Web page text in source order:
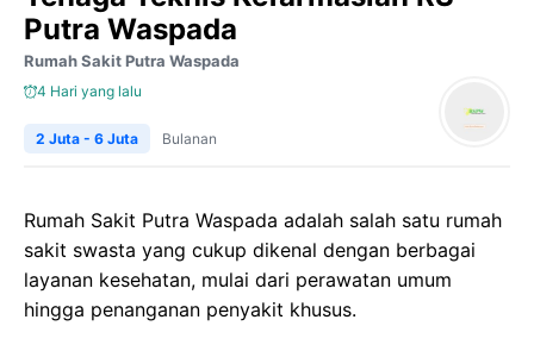
Putra Waspada
Rumah Sakit Putra Waspada
4 Hari yang lalu
2 Juta - 6 Juta Bulanan
Rumah Sakit Putra Waspada adalah salah satu rumah
sakit swasta yang cukup dikenal dengan berbagai
layanan kesehatan, mulai dari perawatan umum
hingga penanganan penyakit khusus.